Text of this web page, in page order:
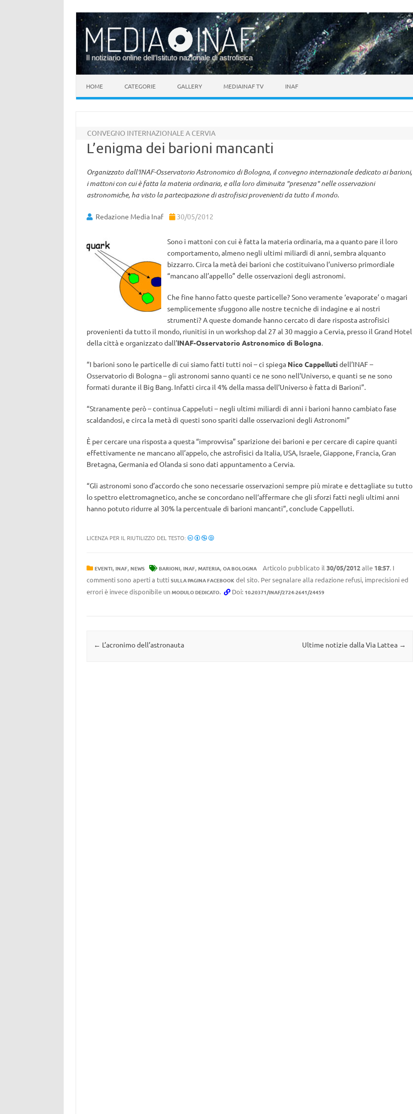
Il notiziario online dell’Istituto nazionale di astrofisica
HOME CATEGORIE GALLERY MEDIAINAF TV INAF
CONVEGNO INTERNAZIONALE A CERVIA
L’enigma dei barioni mancanti
Organizzato dall'INAF-Osservatorio Astronomico di Bologna, il convegno internazionale dedicato ai barioni,
i mattoni con cui è fatta la materia ordinaria, e alla loro diminuita "presenza" nelle osservazioni
astronomiche, ha visto la partecipazione di astrofisici provenienti da tutto il mondo.
Redazione Media Inaf 30/05/2012
Sono i mattoni con cui è fatta la materia ordinaria, ma a quanto pare il loro
comportamento, almeno negli ultimi miliardi di anni, sembra alquanto
bizzarro. Circa la metà dei barioni che costituivano l’universo primordiale
“mancano all’appello” delle osservazioni degli astronomi.
Che fine hanno fatto queste particelle? Sono veramente ‘evaporate’ o magari
semplicemente sfuggono alle nostre tecniche di indagine e ai nostri
strumenti? A queste domande hanno cercato di dare risposta astrofisici
provenienti da tutto il mondo, riunitisi in un workshop dal 27 al 30 maggio a Cervia, presso il Grand Hotel
della città e organizzato dall’INAF-Osservatorio Astronomico di Bologna.
“I barioni sono le particelle di cui siamo fatti tutti noi – ci spiega Nico Cappelluti dell’INAF –
Osservatorio di Bologna – gli astronomi sanno quanti ce ne sono nell’Universo, e quanti se ne sono
formati durante il Big Bang. Infatti circa il 4% della massa dell’Universo è fatta di Barioni”.
“Stranamente però – continua Cappeluti – negli ultimi miliardi di anni i barioni hanno cambiato fase
scaldandosi, e circa la metà di questi sono spariti dalle osservazioni degli Astronomi”
È per cercare una risposta a questa “improvvisa” sparizione dei barioni e per cercare di capire quanti
effettivamente ne mancano all’appelo, che astrofisici da Italia, USA, Israele, Giappone, Francia, Gran
Bretagna, Germania ed Olanda si sono dati appuntamento a Cervia.
“Gli astronomi sono d’accordo che sono necessarie osservazioni sempre più mirate e dettagliate su tutto
lo spettro elettromagnetico, anche se concordano nell‘affermare che gli sforzi fatti negli ultimi anni
hanno potuto ridurre al 30% la percentuale di barioni mancanti”, conclude Cappelluti.
LICENZA PER IL RIUTILIZZO DEL TESTO:
EVENTI, INAF, NEWS BARIONI, INAF, MATERIA, OA BOLOGNA Articolo pubblicato il 30/05/2012alle 18:57. I
commenti sono aperti a tutti SULLA PAGINA FACEBOOKdel sito. Per segnalare alla redazione refusi, imprecisioni ed
errori è invece disponibile un MODULO DEDICATO. Doi: 10.20371/INAF/2724-2641/24459
Navigazione articolo
← L’acronimo dell’astronauta Ultime notizie dalla Via Lattea →